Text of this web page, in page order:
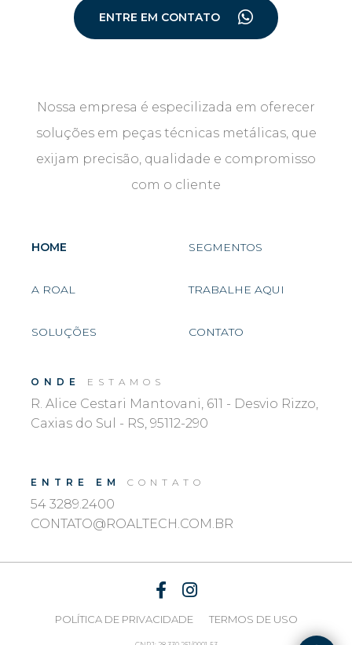
ENTRE EM CONTATO
Nossa empresa é especilizada em oferecer
soluções em peças técnicas metálicas, que
exijam precisão, qualidade e compromisso
com o cliente
HOME
A ROAL
SOLUÇÕES
SEGMENTOS
TRABALHE AQUI
CONTATO
ONDE ESTAMOS
R. Alice Cestari Mantovani, 611 - Desvio Rizzo,
Caxias do Sul - RS, 95112-290
ENTRE EM CONTATO
54 3289.2400
CONTATO@ROALTECH.COM.BR
POLÍTICA DE PRIVACIDADE TERMOS DE USO